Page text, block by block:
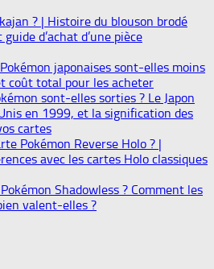
? | Histoire du blouson brodé
d’achat d’une pièce
japonaises sont-elles moins
coût total pour les acheter
sont-elles sorties ? Le Japon
en 1999, et la signification des
cartes
Pokémon Reverse Holo ? |
avec les cartes Holo classiques
Shadowless ? Comment les
valent-elles ?